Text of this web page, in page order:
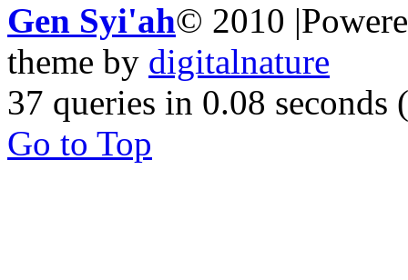
Gen Syi'ah© 2010
theme by digitalnature
37 queries in 0.08 seconds
Go to Top